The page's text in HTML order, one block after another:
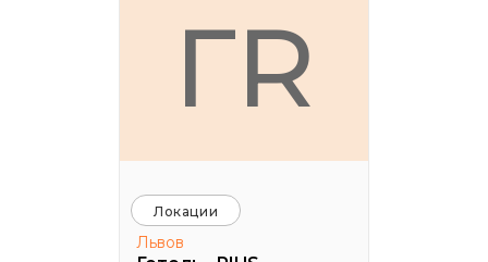
ГR
Локации
Львов